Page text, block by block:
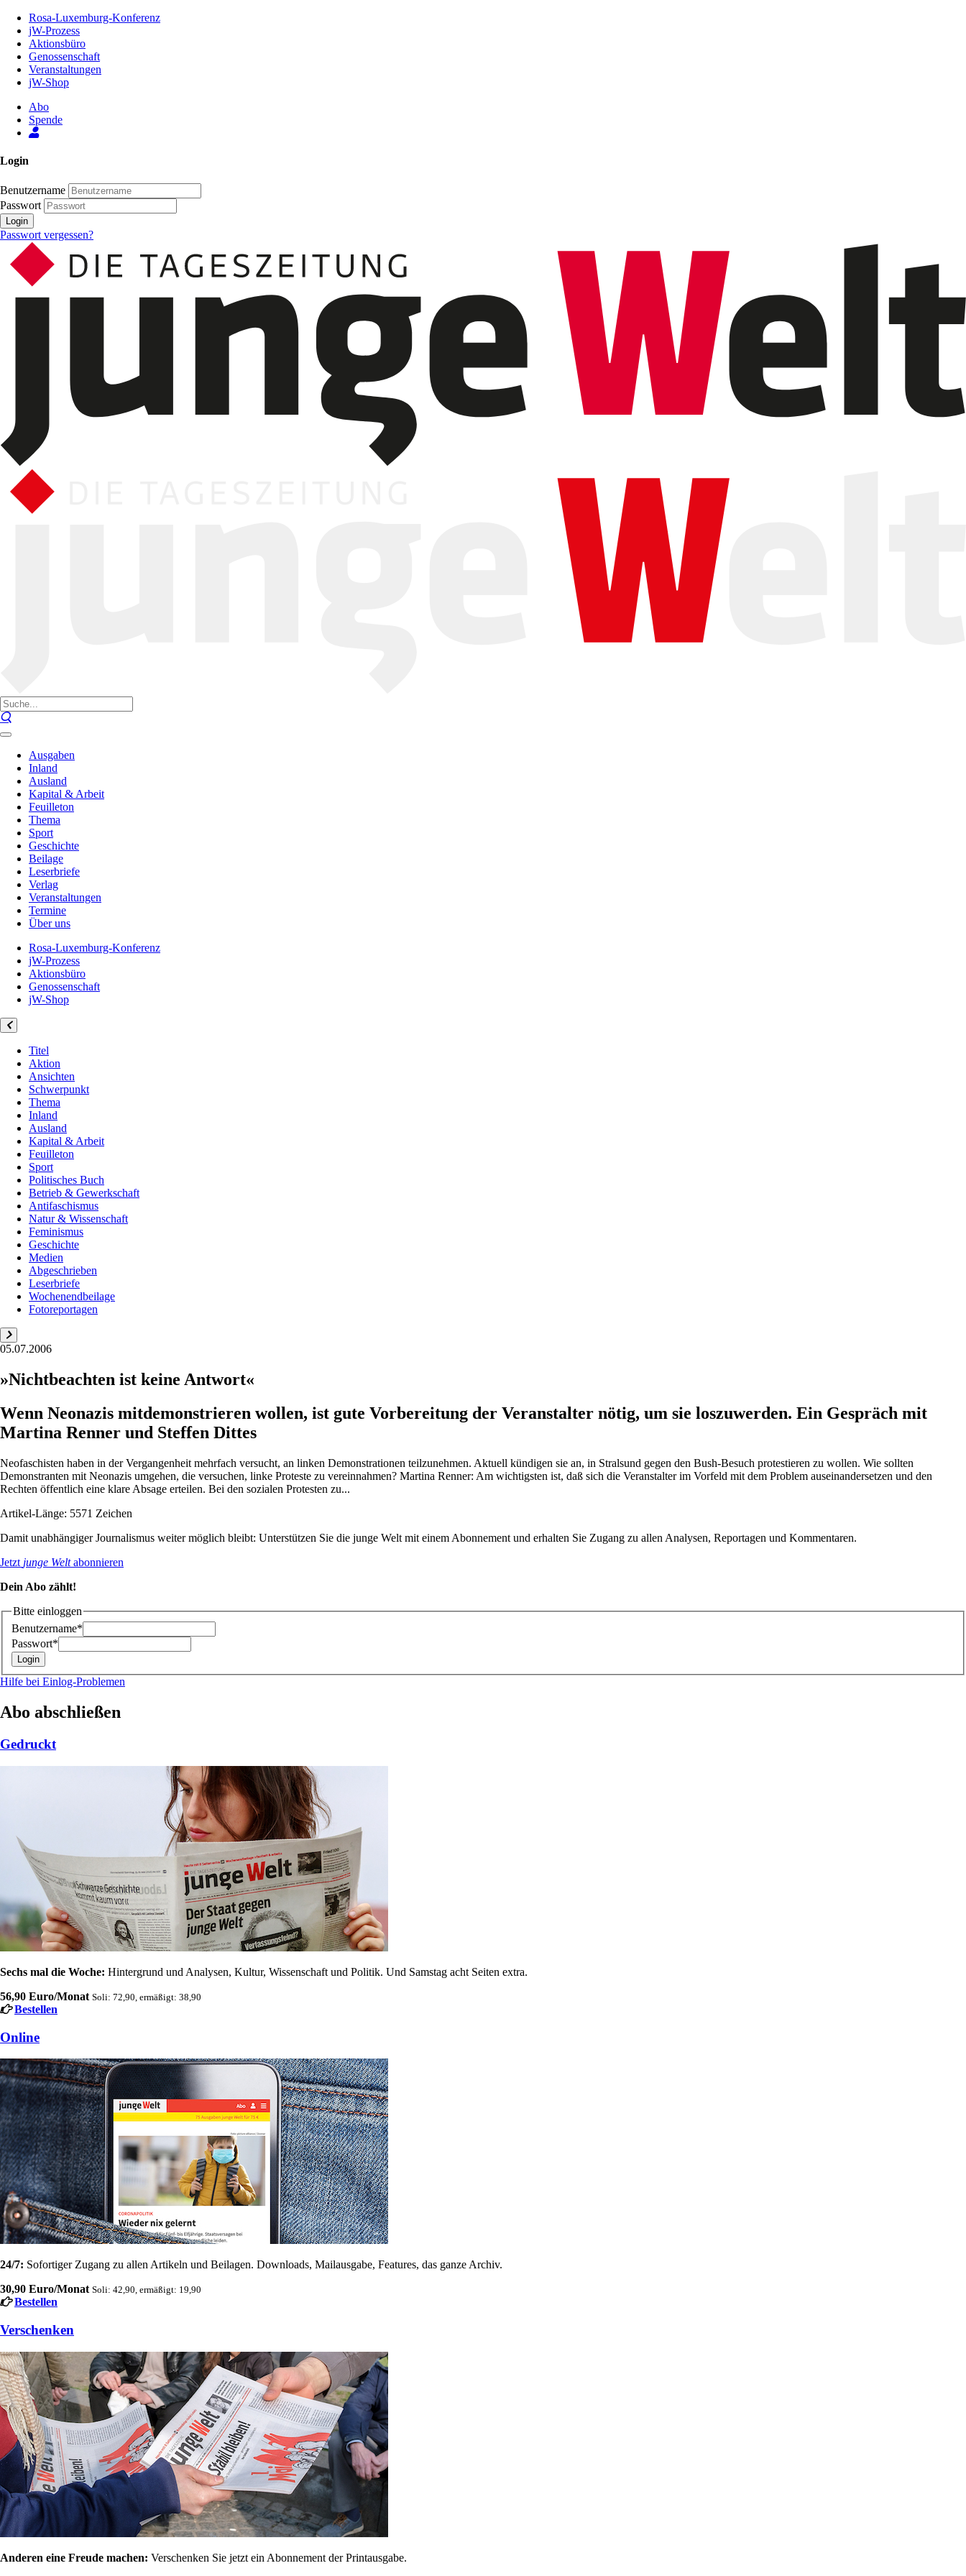
Inhalt
Seite
Rosa-Luxemburg-Konferenz
jW-Prozess
Aktionsbüro
Genossenschaft
Veranstaltungen
jW-Shop
Abo
Spende
Login
Benutzername
Passwort
Login
Passwort vergessen?
Ausgaben
Inland
Ausland
Kapital & Arbeit
Feuilleton
Thema
Sport
Geschichte
Beilage
Leserbriefe
Verlag
Veranstaltungen
Termine
Über uns
Rosa-Luxemburg-Konferenz
jW-Prozess
Aktionsbüro
Genossenschaft
jW-Shop
Titel
Aktion
Ansichten
Schwerpunkt
Thema
Inland
Ausland
Kapital & Arbeit
Feuilleton
Sport
Politisches Buch
Betrieb & Gewerkschaft
Antifaschismus
Natur & Wissenschaft
Feminismus
Geschichte
Medien
Abgeschrieben
Leserbriefe
Wochenendbeilage
Fotoreportagen
05.07.2006
»Nichtbeachten ist keine Antwort«
Wenn Neonazis mitdemonstrieren wollen, ist gute Vorbereitung der Veranstalter nötig, um sie loszuwerden. Ein Gespräch mit
Martina Renner und Steffen Dittes
Neofaschisten haben in der Vergangenheit mehrfach versucht, an linken Demonstrationen teilzunehmen. Aktuell kündigen sie an, in Stralsund gegen den Bush-Besuch protestieren zu wollen. Wie sollten
Demonstranten mit Neonazis umgehen, die versuchen, linke Proteste zu vereinnahmen? Martina Renner: Am wichtigsten ist, daß sich die Veranstalter im Vorfeld mit dem Problem auseinandersetzen und den
Rechten öffentlich eine klare Absage erteilen. Bei den sozialen Protesten zu...
Artikel-Länge: 5571 Zeichen
Damit unabhängiger Journalismus weiter möglich bleibt: Unterstützen Sie die junge Welt mit einem Abonnement und erhalten Sie Zugang zu allen Analysen, Reportagen und Kommentaren.
Jetzt junge Weltabonnieren
Dein Abo zählt!
Bitte einloggen
Benutzername*
Passwort*
Hilfe bei Einlog-Problemen
Abo abschließen
Gedruckt
Sechs mal die Woche: Hintergrund und Analysen, Kultur, Wissenschaft und Politik. Und Samstag acht Seiten extra.
56,90 Euro/Monat Soli: 72,90, ermäßigt: 38,90
Bestellen
Online
24/7: Sofortiger Zugang zu allen Artikeln und Beilagen. Downloads, Mailausgabe, Features, das ganze Archiv.
30,90 Euro/Monat Soli: 42,90, ermäßigt: 19,90
Bestellen
Verschenken
Anderen eine Freude machen: Verschenken Sie jetzt ein Abonnement der Printausgabe.